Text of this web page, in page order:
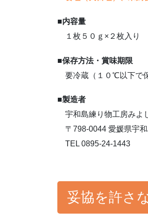
■内容量
１枚５０ｇ×２枚入り
■保存方法・賞味期限
要冷蔵（１０℃以下で
■製造者
宇和島練り物工房みよ
〒798-0044 愛媛県宇
TEL 0895-24-1443
妥協を許さ